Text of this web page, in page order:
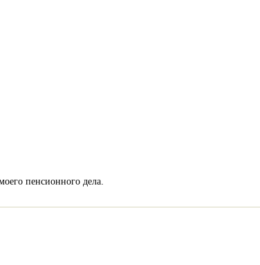
пенсионного дела.